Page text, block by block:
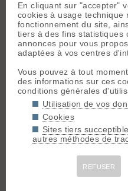
yoyo- Le 13/02/2013 11:26
le DVA,l'avalung, l'air bag, la
l'hélico , les secouristes
empêché une fracture des
contre un bloc de rocher...
le mieux reste sans doute
mais il faut reconnaitre que
technique et son énorme
Pou [211posts] - Le 13/
Enfin pour une fois, en
Après, ce qui m'étonne, c'est
pros mais l'idée n'est pas de
En cliquant sur "accepter"
cookies à usage technique
fonctionnement du site,
tiers à des fins statistiques
annonces pour vous
adaptées à vos centres
Vous pouvez à tout
des informations sur ces
conditions générales
Utilisation de vos
Cookies
Sites tiers
autres méthodes de
REFUSER